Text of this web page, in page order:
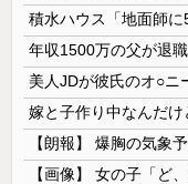
嫁と子作り中なんだけ
【朗報】 爆胸の気象
【画像】 女の子「ど